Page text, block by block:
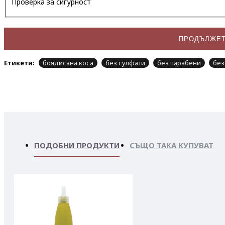
Етикети: боядисана коса без сулфати без парабени
ПОДОБНИ ПРОДУКТИ СЪЩО ТАКА КУПУВАТ